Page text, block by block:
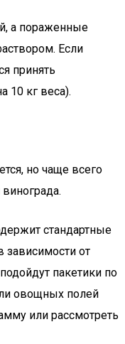
а пораженные
Если
принять
10 кг веса).
но чаще всего
стандартные
от
пакетики по
овощных полей
или рассмотреть